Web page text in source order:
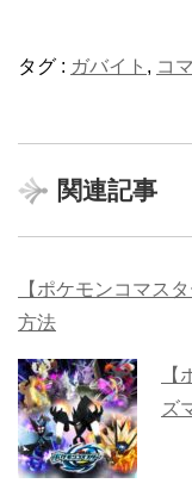
タグ : ガバイト , コ
関連記事
【ポケモンコマス
方法
ズ